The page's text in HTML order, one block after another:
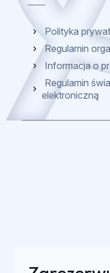
Polityka
Regulamin
Informacja o
Regulamin
elektroniczną